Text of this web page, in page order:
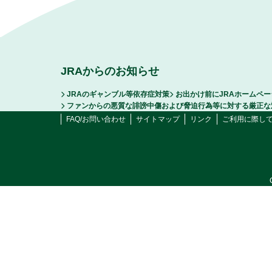
JRAからのお知らせ
JRAのギャンブル等依存症対策
お出かけ前にJRAホームペ
ファンからの悪質な誹謗中傷および脅迫行為等に対する厳正
FAQ/お問い合わせ
サイトマップ リンク ご利用に際し